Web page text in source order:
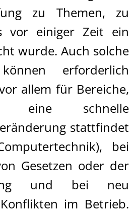
zu Themen, zu
vor einiger Zeit ein
wurde. Auch solche
erforderlich
allem für Bereiche,
eine schnelle
stattfindet
bei
Gesetzen oder der
und bei neu
im Betrieb.